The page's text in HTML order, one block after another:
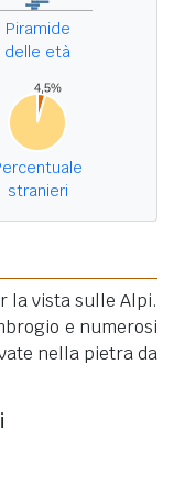
Piramide
delle età
stranieri
la vista sulle Alpi.
e numerosi
nella pietra da